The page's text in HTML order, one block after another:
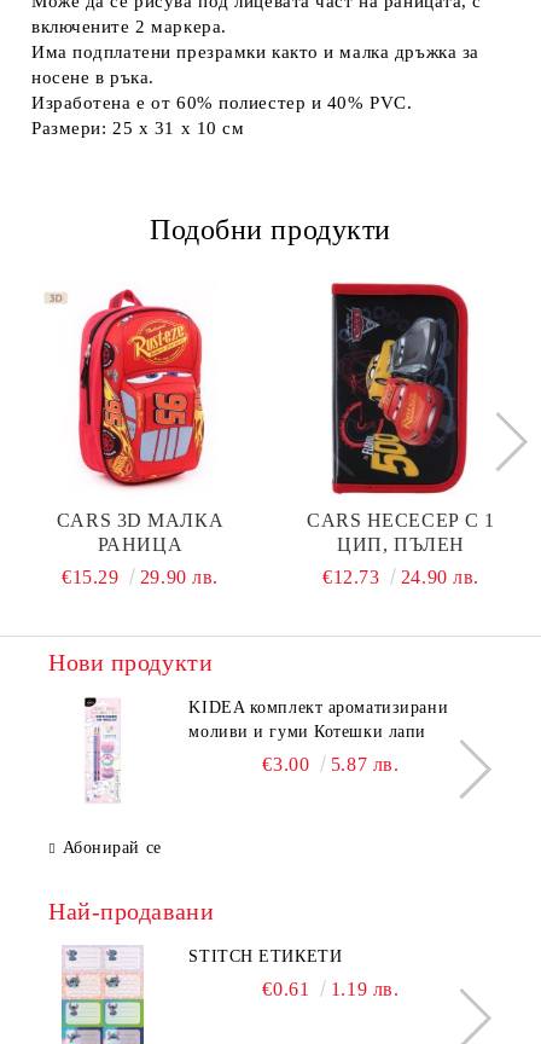
включените 2 маркера.
Има подплатени презрамки както и малка дръжка за
носене в ръка.
Изработена е от 60% полиестер и 40% PVC.
Размери: 25 х 31 х 10 см
Подобни продукти
CARS 3D МАЛКА
РАНИЦА
€15.29
29.90 лв.
CARS НЕСЕСЕР С 1
ЦИП, ПЪЛЕН
€12.73
24.90 лв.
Нови продукти
KIDEA комплект ароматизирани
моливи и гуми Котешки лапи
€3.00 5.87 лв.
Абонирай се
Най-продавани
STITCH ЕТИКЕТИ
€0.61 1.19 лв.